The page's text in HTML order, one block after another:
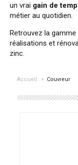
un vrai gain de
métier au quotidien.
Retrouvez la
réalisations et
zinc.
Accueil > Couvreur